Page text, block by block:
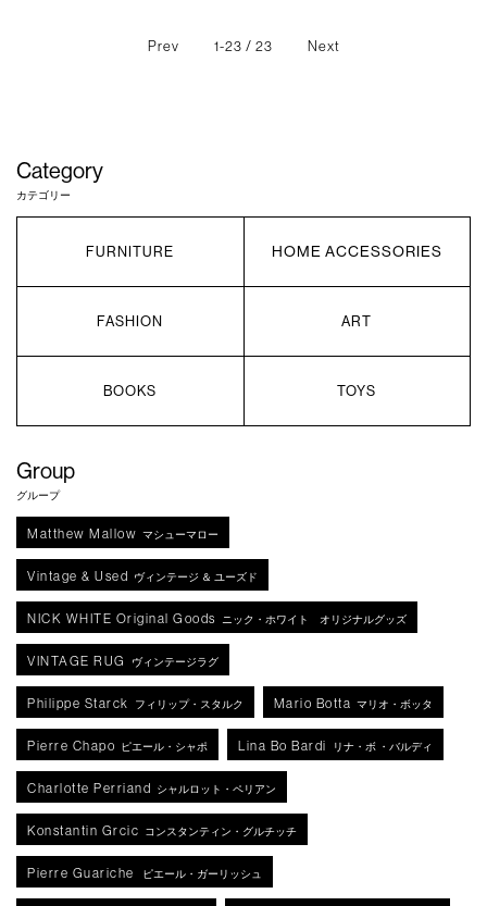
Prev 1-23 / 23 Next
Category
カテゴリー
FURNITURE HOME ACCESSORIES
FASHION ART
BOOKS TOYS
Group
グループ
Matthew Mallow マシューマロー
Vintage & Used ヴィンテージ ＆ ユーズド
NICK WHITE Original Goods ニック・ホワイト オリジナルグッズ
VINTAGE RUG ヴィンテージラグ
Philippe Starck フィリップ・スタルク Mario Botta マリオ・ボッタ
Pierre Chapo ピエール・シャポ Lina Bo Bardi リナ・ボ ・バルディ
Charlotte Perriand シャルロット・ペリアン
Konstantin Grcic コンスタンティン・グルチッチ
Pierre Guariche ピエール・ガーリッシュ